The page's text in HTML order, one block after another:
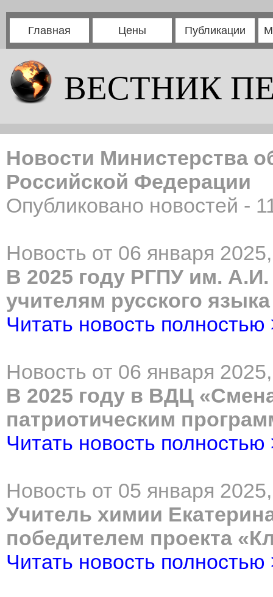
Главная Цены Публикации
ВЕСТНИК
Новости Министерства
Российской Федерации
Опубликовано новостей -
Новость от 06 января
В 2025 году РГПУ им.
учителям русского
Читать новость полностью
Новость от 06 января
В 2025 году в ВДЦ
патриотическим
Читать новость полностью
Новость от 05 января
Учитель химии
победителем проекта
Читать новость полностью